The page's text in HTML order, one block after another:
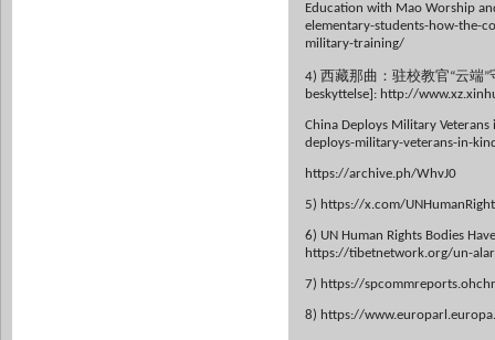
Education with Mao Worship
elementary-students-how-the-
military-training/
4) 西藏那曲：驻校教官“云端”
beskyttelse]: http://
China Deploys Military
deploys-military-veterans-in-
https://archive.ph/WhvJ0
5) https://x.com/
6) UN Human Rights Bodies
https://tibetnetwork.org/un-
7) https://
8) https://